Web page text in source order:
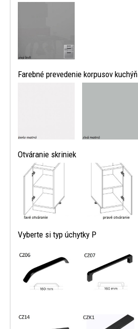
Farebné prevedenie korpusov kuchýň
Otváranie skriniek
Vyberte si typ úchytky P